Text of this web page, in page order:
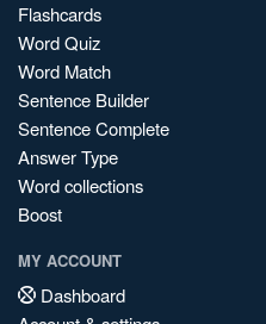
Flashcards
Word Quiz
Word Match
Sentence Builder
Sentence Complete
Answer Type
Word collections
Boost
MY ACCOUNT
Dashboard